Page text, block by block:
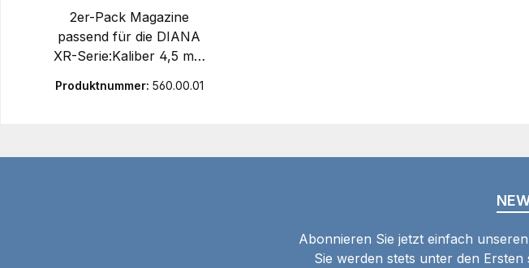
2er-Pack Magazine
passend für die DIANA
XR-Serie:Kaliber 4,5 mm
mm = 12 Schuss Kaliber
= 8 Schuss
Produktnummer: 560.00.01
Abonnieren Sie jetzt einfach
Sie werden stets unter den